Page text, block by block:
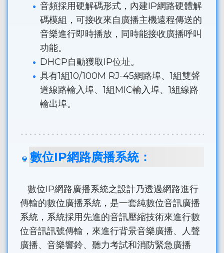
音頻採用硬解碼形式，內建IP網路硬體解
碼模組，可接收來自廣播主機遠程傳送的
音樂進行即時播放，同時能接收廣播呼叫
功能。
DHCP自動獲取IP位址。
具有1組10/100M RJ-45網路埠、1組雙聲
道線路輸入埠、1組MIC輸入埠、1組線路
輸出埠。
數位IP網路廣播系統：
數位IP網路廣播系統之設計乃透過網路進行
傳輸的數位廣播系統，是一套純數位音訊廣播
系統，系統採用先進的音訊壓縮技術來進行數
位音訊訊號傳輸，來進行背景音樂廣播、人聲
廣播、音樂響鈴、聽力考試和消防緊急廣播